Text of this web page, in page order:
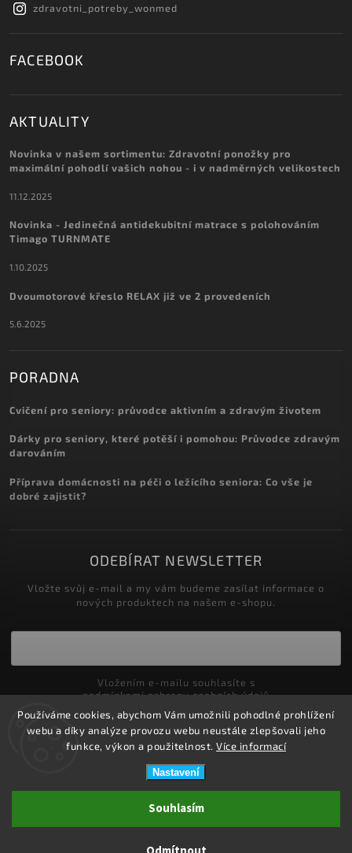
Používáme cookies, abychom Vám umožnili pohodlné prohlížení
webu a díky analýze provozu webu neustále zlepšovali jeho
funkce, výkon a použitelnost. Více informací
Nastavení
Souhlasím
zdravotni_potreby_wonmed
FACEBOOK
AKTUALITY
Novinka v našem sortimentu: Zdravotní ponožky pro
maximální pohodlí vašich nohou - i v nadměrných velikostech
11.12.2025
Novinka - Jedinečná antidekubitní matrace s polohováním
Timago TURNMATE
1.10.2025
Dvoumotorové křeslo RELAX již ve 2 provedeních
5.6.2025
PORADNA
Cvičení pro seniory: průvodce aktivním a zdravým životem
Dárky pro seniory, které potěší i pomohou: Průvodce zdravým
darováním
Příprava domácnosti na péči o ležícího seniora: Co vše je
dobré zajistit?
ODEBÍRAT NEWSLETTER
Vložte svůj e-mail a my vám budeme zasílat informace o
nových produktech na našem e-shopu.
podmínkami ochrany osobních údajů
Přihlásit se
ZDRAVOTNÍ POTŘEBY DRDLOVÁ
Upravit nastavení cookies